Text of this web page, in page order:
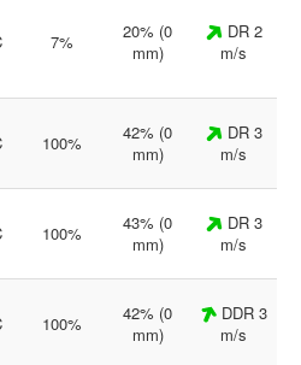
7%
20% (0
mm)
DR 2
m/s
100%
42% (0
mm)
DR 3
m/s
100%
43% (0
mm)
DR 3
m/s
100%
42% (0
mm)
DDR 3
m/s